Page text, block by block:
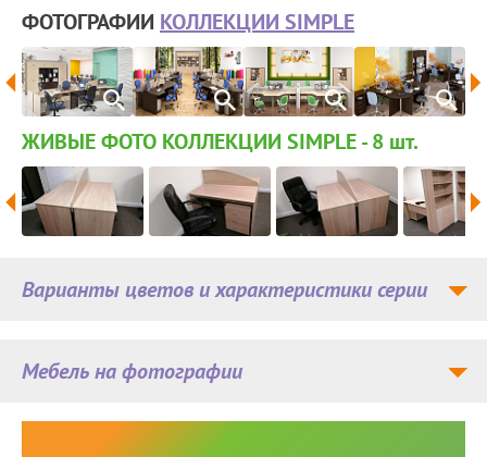
ФОТОГРАФИИ КОЛЛЕКЦИИ SIMPLE
ЖИВЫЕ ФОТО КОЛЛЕКЦИИ SIMPLE - 8 шт.
Мебель на фотографии
Варианты цветов и характеристики серии